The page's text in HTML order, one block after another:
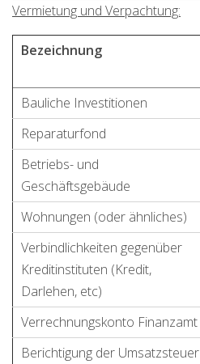
Vermietung und Verpachtung:
Bezeichnung
Bauliche Investitionen
Reparaturfond
Betriebs- und
Geschäftsgebäude
Wohnungen (oder ähnliches)
Verbindlichkeiten gegenüber
Kreditinstituten (Kredit,
Darlehen, etc)
Verrechnungskonto Finanzamt
Berichtigung der Umsatzsteuer